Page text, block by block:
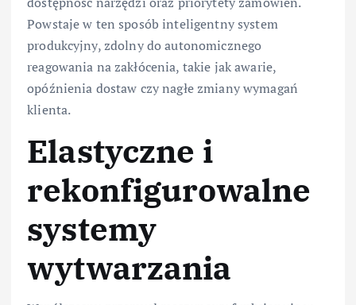
Powstaje w ten sposób inteligentny system
produkcyjny, zdolny do autonomicznego
reagowania na zakłócenia, takie jak awarie,
opóźnienia dostaw czy nagłe zmiany wymagań
klienta.
Elastyczne i
rekonfigurowalne
systemy
wytwarzania